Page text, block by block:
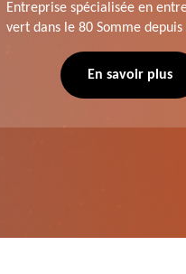
Entreprise spécialisée en
vert dans le 80 Somme depuis
d'élagage, d'abattage
dessouchage et autre.
En savoir plus